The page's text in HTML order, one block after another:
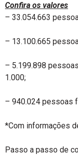
Confira os valores
– 33.054.663
– 13.100.665
– 5.199.898
1.000;
– 940.024 pessoas
*Com informações
Passo a passo de